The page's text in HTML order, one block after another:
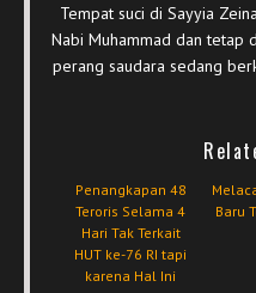
Tempat suci di Sayyia
Nabi Muhammad dan tetap
perang saudara sedang
Penangkapan 48
Teroris Selama 4
Hari Tak Terkait
HUT ke-76 RI tapi
karena Hal Ini
Baru